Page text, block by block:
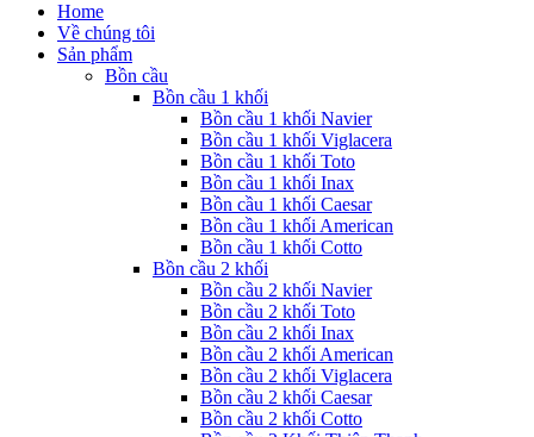
Home
Về chúng tôi
Sản phẩm
Bồn cầu
Bồn cầu 1 khối
Bồn cầu 1 khối Navier
Bồn cầu 1 khối Viglacera
Bồn cầu 1 khối Toto
Bồn cầu 1 khối Inax
Bồn cầu 1 khối Caesar
Bồn cầu 1 khối American
Bồn cầu 1 khối Cotto
Bồn cầu 2 khối
Bồn cầu 2 khối Navier
Bồn cầu 2 khối Toto
Bồn cầu 2 khối Inax
Bồn cầu 2 khối American
Bồn cầu 2 khối Viglacera
Bồn cầu 2 khối Caesar
Bồn cầu 2 khối Cotto